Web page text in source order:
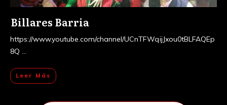
Billares Barria
https://www.youtube.com/channel/UCnTFWqijJxou0tBLFAQEp
8Q ...
Leer Más